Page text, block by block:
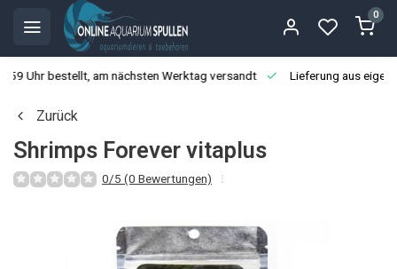
0
Uhr bestellt, am nächsten Werktag versandt Lieferung aus
Zurück
Shrimps Forever vitaplus
0/5 (0 Bewertungen)